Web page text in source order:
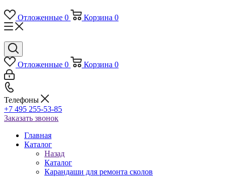
Отложенные 0 Корзина 0
Отложенные 0 Корзина 0
Телефоны
+7 495 255-53-85
Заказать звонок
Главная
Каталог
Назад
Каталог
Карандаши для ремонта сколов